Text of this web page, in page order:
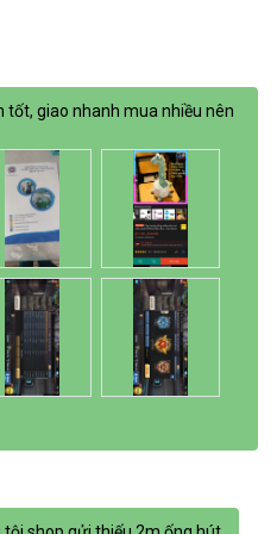
tốt, giao nhanh mua nhiều nên